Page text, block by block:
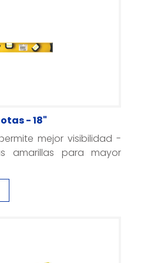
- 18"
mejor visibilidad -
amarillas para mayor